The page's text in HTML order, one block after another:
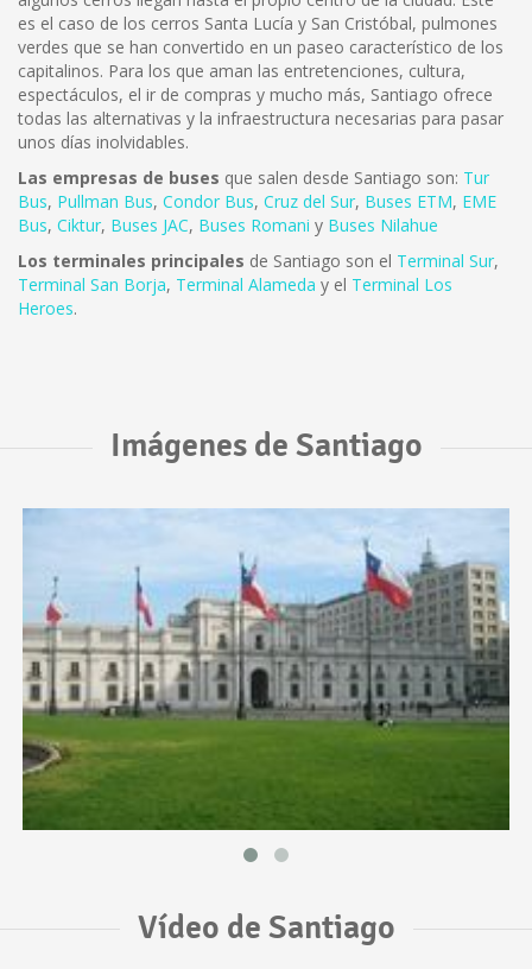
es el caso de los cerros Santa Lucía y San Cristóbal, pulmones
verdes que se han convertido en un paseo característico de los
capitalinos. Para los que aman las entretenciones, cultura,
espectáculos, el ir de compras y mucho más, Santiago ofrece
todas las alternativas y la infraestructura necesarias para pasar
unos días inolvidables.
Las empresas de buses que salen desde Santiago son: Tur
Bus, Pullman Bus, Condor Bus, Cruz del Sur, Buses ETM, EME
Bus, Ciktur, Buses JAC, Buses Romani y Buses Nilahue
Los terminales principales de Santiago son el Terminal Sur,
Terminal San Borja, Terminal Alameda y el Terminal Los
Heroes.
Imágenes de Santiago
Vídeo de Santiago